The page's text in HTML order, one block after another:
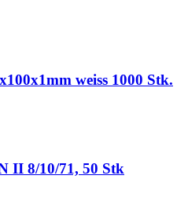
weiss 1000 Stk.
II 8/10/71, 50 Stk